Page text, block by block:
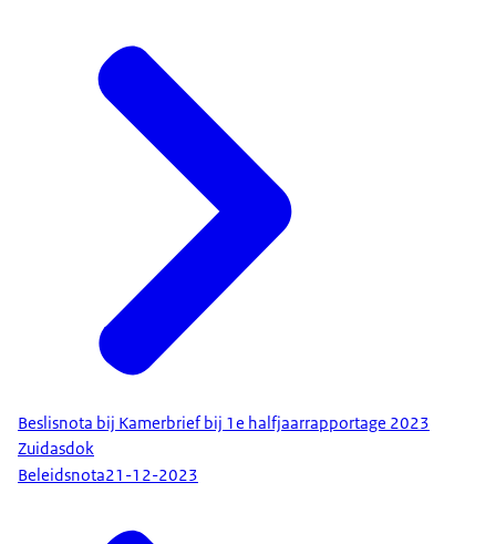
Beslisnota bij Kamerbrief bij 1e halfjaarrapportage 2023
Zuidasdok
Beleidsnota21-12-2023